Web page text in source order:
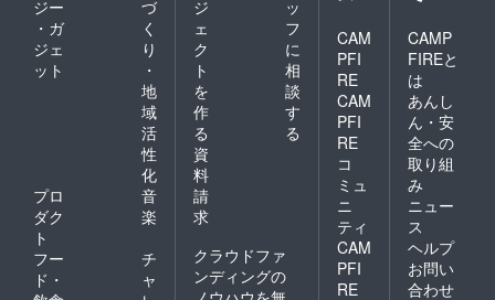
リーニ
必要は
ありま
せん。
◯着用
時の注
意点
チュー
ル素材
のた
め、着
用時の
爪や
ジッ
パー等
先が
更が
あった
場合な
ど多少
変更の
可能性
もござ
いま
権利は
AMOが
所有し
ている
為、映
像を録
画した
り、他
で共有
するこ
とはご
遠慮く
ださ
い。 映
ジー
・ガ
ジェ
ット
づ
く
り
・
地
域
活
性
化
プロ
ダク
ト
音
楽
フー
ド・
チ
ャ
ジ
ェ
ク
ト
を
作
る
ッ
フ
に
相
談
す
る
資
料
請
求
クラウドファ
ンディングの
CAM
PFI
RE
CAM
PFI
RE
コ
ミュ
ニ
ティ
CAM
PFI
RE
CAMP
FIREと
は
あんし
ん・安
全への
取り組
み
ニュー
ス
ヘルプ
お問い
合わせ